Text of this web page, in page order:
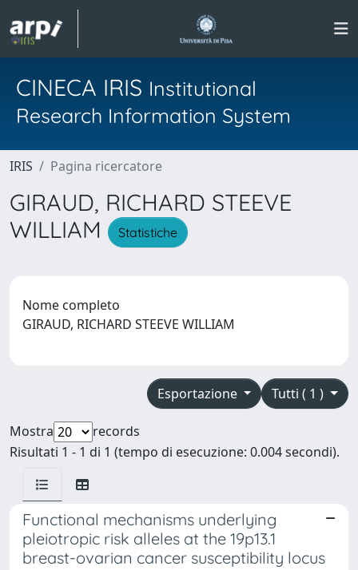
CINECA IRIS Institutional
Research Information System
IRIS Pagina ricercatore
GIRAUD, RICHARD STEEVE
WILLIAM
Statistiche
Nome completo
GIRAUD, RICHARD STEEVE WILLIAM
Tutti ( 1 )
Esportazione
Mostra
records
Risultati 1 - 1 di 1 (tempo di esecuzione: 0.004 secondi).
Functional mechanisms underlying
pleiotropic risk alleles at the 19p13.1
breast-ovarian cancer susceptibility locus